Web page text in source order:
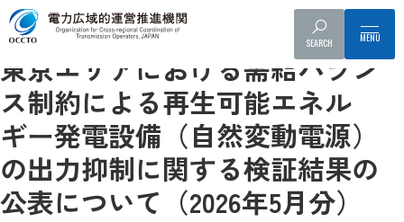
SEARCH
情報提供・周知 出力抑制に関する検証結果（需給バランス制約）
東京エリアにおける需給バラン
ス制約による再生可能エネル
ギー発電設備（自然変動電源）
の出力抑制に関する検証結果の
公表について（2026年5月分）